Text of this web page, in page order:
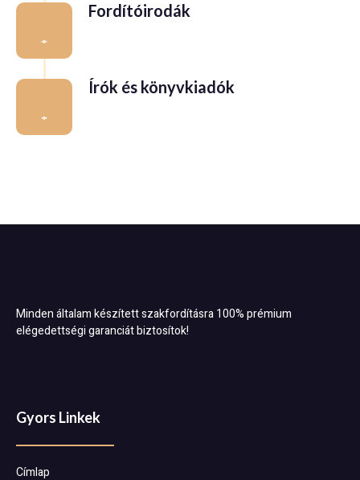
Fordítóirodák
Írók és könyvkiadók
Minden általam készített szakfordításra 100% prémium
elégedettségi garanciát biztosítok!
Gyors Linkek
Címlap